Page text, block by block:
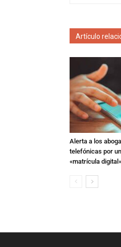
Artículo
Alerta a los
telefónicas por
«matrícula digital»